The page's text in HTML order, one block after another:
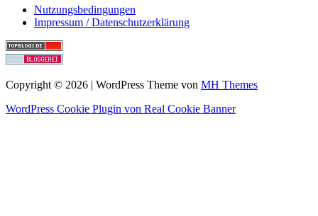
Nutzungsbedingungen
Impressum / Datenschutzerklärung
Copyright © 2026 | WordPress Theme von MH Themes
WordPress Cookie Plugin von Real Cookie Banner